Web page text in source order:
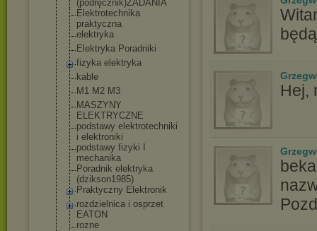
(podręcznik)ZADANIA
Elektrotechnika
praktyczna
elektryka
Elektryka Poradniki
fizyka elektryka
kable
M1 M2 M3
MASZYNY
ELEKTRYCZNE
podstawy elektrotechniki
i elektroniki
podstawy fizyki I
mechanika
Poradnik elektryka
(dzikson1985)
Praktyczny Elektronik
rozdzielnica i osprzet
EATON
rozne
Hej,